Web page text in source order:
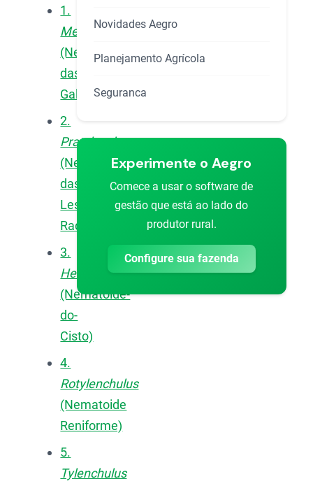
1.
Meloidogyne
(Nematoide-
das-
Galhas)
2.
Pratylenchus
(Nematoide-
das-
Lesões-
Radiculares)
3.
Heterodera
(Nematoide-
do-
Cisto)
4.
Rotylenchulus
(Nematoide
Reniforme)
5.
Tylenchulus
Novidades Aegro
Planejamento Agrícola
Seguranca
Experimente o Aegro
Comece a usar o software de
gestão que está ao lado do
produtor rural.
Configure sua fazenda